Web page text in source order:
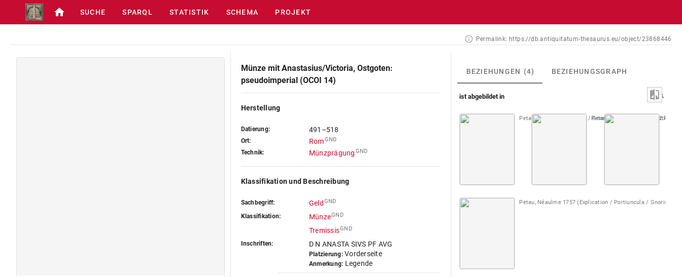
SUCHE SPARQL STATISTIK SCHEMA PROJEKT
Permalink: https://db.antiquitatum-thesaurus.eu/object/23868446
Münze mit Anastasius/Victoria, Ostgoten:
pseudoimperial (OCOI 14)
Herstellung
Datierung: 491–518
Ort: RomGND
Technik: Münzprägung GND
Klassifikation und Beschreibung
Sachbegriff: Geld GND
Klassifikation: MünzeGND
TremissisGND
Inschriften: D N ANASTA SIVS PF AVG
Platzierung:Vorderseite
Anmerkung: Legende
BEZIEHUNGEN (4) BEZIEHUNGSGRAPH
ist abgebildet in
Petau [1610] (Portiuncula / Gnorisma) editio maior 2. Teil
Petau, Sallengre 1718 Petau,
Petau, Néaulme 1757 (Explication / Portiuncula / Gnorisma)